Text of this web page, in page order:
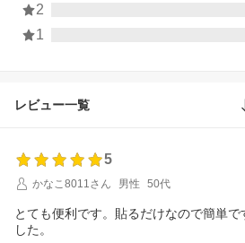
2
1
レビュー一覧
5
かなこ8011さん
男性 50代
とても便利です。貼るだけなので簡単で
した。